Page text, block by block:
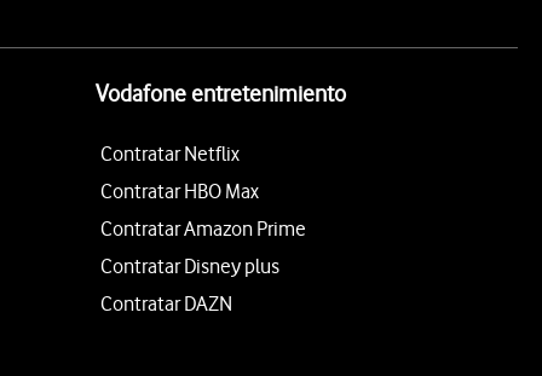
Vodafone entretenimiento
Contratar Netflix
Contratar HBO Max
Contratar Amazon Prime
Contratar Disney plus
Contratar DAZN